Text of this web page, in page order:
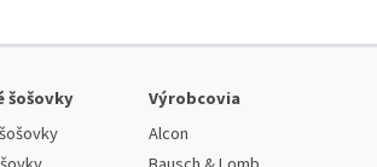
šošovky
Výrobcovia
Alcon